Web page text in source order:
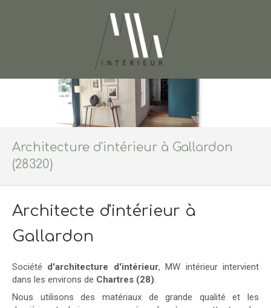
Architecture d'intérieur à Gallardon
(28320)
Architecte d'intérieur à
Gallardon
Société d'architecture d'intérieur, MW intérieur intervient
dans les environs de Chartres (28).
Nous utilisons des matériaux de grande qualité et les